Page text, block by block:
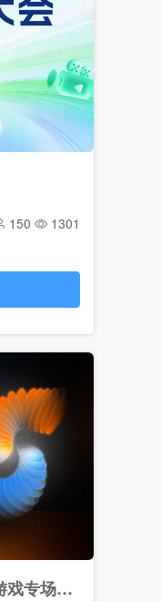
150
1301
「圳」在链接LinkNight——IAA游戏专场（2026-06-10）